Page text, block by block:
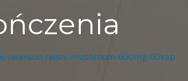
swanson-reishi-mushroom-600mg-60kap